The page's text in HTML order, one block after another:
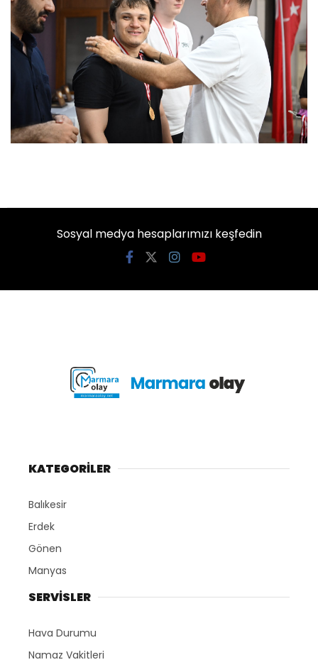
Sosyal medya hesaplarımızı keşfedin
KATEGORİLER
Balıkesir
Erdek
Gönen
Manyas
SERVİSLER
Hava Durumu
Namaz Vakitleri